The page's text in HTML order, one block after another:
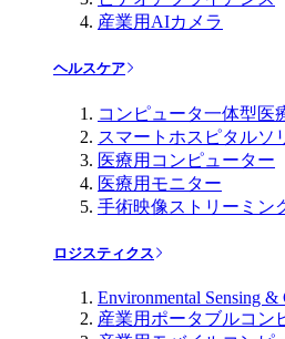
産業用AIカメラ
ヘルスケア
コンピュータ一体型医
スマートホスピタルソ
医療用コンピューター
医療用モニター
手術映像ストリーミン
ロジスティクス
Environmental Sensing
産業用ポータブルコン